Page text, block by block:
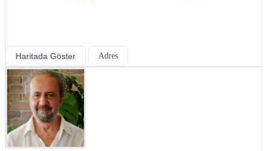
Haritada Göster Adres